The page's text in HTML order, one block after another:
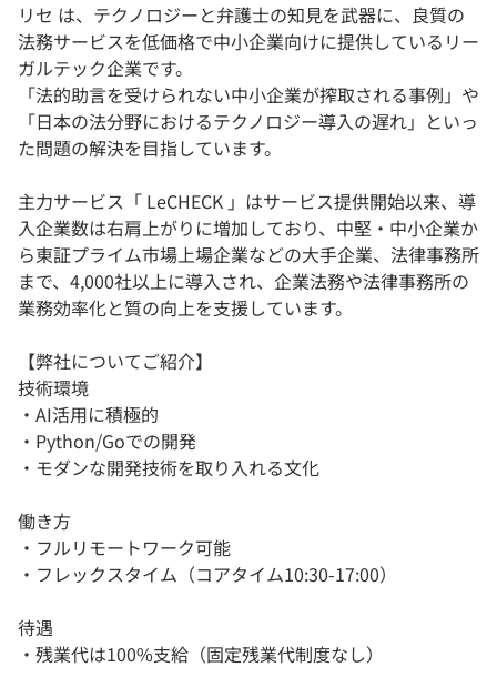
リセ は、テクノロジーと弁護士の知見を武器に、良質の
法務サービスを低価格で中小企業向けに提供しているリー
ガルテック企業です。
「法的助言を受けられない中小企業が搾取される事例」や
「日本の法分野におけるテクノロジー導入の遅れ」といっ
た問題の解決を目指しています。
主力サービス「 LeCHECK 」はサービス提供開始以来、導
入企業数は右肩上がりに増加しており、中堅・中小企業か
ら東証プライム市場上場企業などの大手企業、法律事務所
まで、4,000社以上に導入され、企業法務や法律事務所の
業務効率化と質の向上を支援しています。
【弊社についてご紹介】
技術環境
・AI活用に積極的
・Python/Goでの開発
・モダンな開発技術を取り入れる文化
働き方
・フルリモートワーク可能
・フレックスタイム（コアタイム10:30-17:00）
待遇
・残業代は100%支給（固定残業代制度なし）